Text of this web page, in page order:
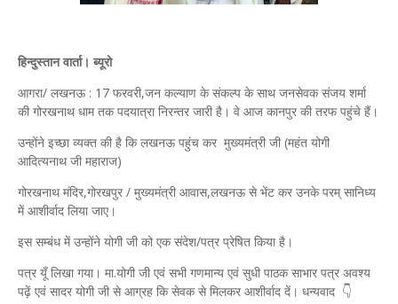
हिन्दुस्तान वार्ता। ब्यूरो
आगरा/ लखनऊ : 17 फरवरी,जन कल्याण के संकल्प के साथ जनसेवक संजय शर्मा
की गोरखनाथ धाम तक पदयात्रा निरन्तर जारी है। वे आज कानपुर की तरफ पहुंचे हैं।
उन्होंने इच्छा व्यक्त की है कि लखनऊ पहुंच कर मुख्यमंत्री जी (महंत योगी
आदित्यनाथ जी महाराज)
गोरखनाथ मंदिर,गोरखपुर / मुख्यमंत्री आवास,लखनऊ से भेंट कर उनके परम् सानिध्य
में आशीर्वाद लिया जाए।
इस सम्बंध में उन्होंने योगी जी को एक संदेश/पत्र प्रेषित किया है।
पत्र यूँ लिखा गया। मा.योगी जी एवं सभी गणमान्य एवं सुधी पाठक साभार पत्र अवश्य
पढ़ें एवं सादर योगी जी से आग्रह कि सेवक से मिलकर आशीर्वाद दें। धन्यवाद 👇